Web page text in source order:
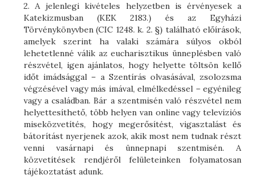
2. A jelenlegi kivételes helyzetben is érvényesek a
Katekizmusban (KEK 2183.) és az Egyházi
Törvénykönyvben (CIC 1248. k. 2. §) található előírások,
amelyek szerint ha valaki számára súlyos okból
lehetetlenné válik az eucharisztikus ünneplésben való
részvétel, igen ajánlatos, hogy helyette töltsön kellő
időt imádsággal – a Szentírás olvasásával, zsolozsma
végzésével vagy más imával, elmélkedéssel – egyénileg
vagy a családban. Bár a szentmisén való részvétel nem
helyettesíthető, több helyen van online vagy televíziós
miseközvetítés, hogy megerősítést, vigasztalást és
bátorítást nyerjenek azok, akik most nem tudnak részt
venni vasárnapi és ünnepnapi szentmisén. A
közvetítések rendjéről felületeinken folyamatosan
tájékoztatást adunk.